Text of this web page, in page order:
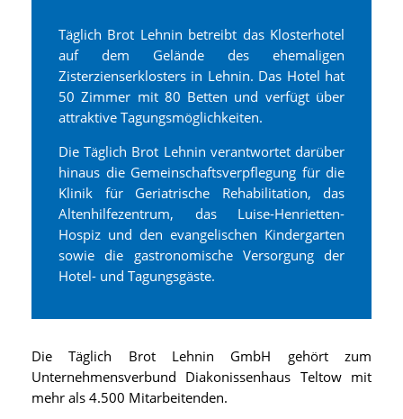
Täglich Brot Lehnin betreibt das Klosterhotel
auf dem Gelände des ehemaligen
Zisterzienserklosters in Lehnin. Das Hotel hat
50 Zimmer mit 80 Betten und verfügt über
attraktive Tagungsmöglichkeiten.
Die Täglich Brot Lehnin verantwortet darüber
hinaus die Gemeinschaftsverpflegung für die
Klinik für Geriatrische Rehabilitation, das
Altenhilfezentrum, das Luise-Henrietten-
Hospiz und den evangelischen Kindergarten
sowie die gastronomische Versorgung der
Hotel- und Tagungsgäste.
Die Täglich Brot Lehnin GmbH gehört zum
Unternehmensverbund Diakonissenhaus Teltow mit
mehr als 4.500 Mitarbeitenden.